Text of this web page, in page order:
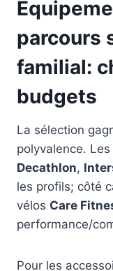
parcours
familial:
budgets
La sélection
polyvalence.
Decathlon,
les profils; côté
vélos Care
performance/
Pour les